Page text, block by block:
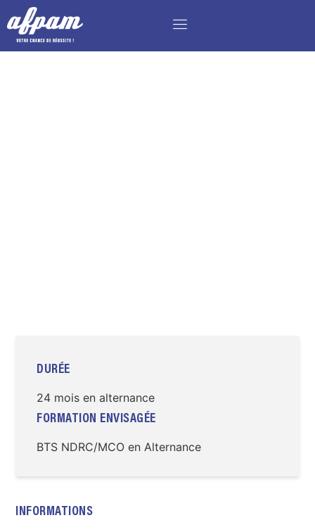
DURÉE
24 mois en alternance
FORMATION ENVISAGÉE
BTS NDRC/MCO en Alternance
INFORMATIONS